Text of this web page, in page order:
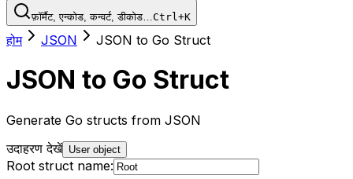
फ़ॉर्मैट, एन्कोड, कन्वर्ट, डीकोड…Ctrl+K
होम JSON JSON to Go Struct
JSON to Go Struct
Generate Go structs from JSON
उदाहरण देखें User object
Root struct name: